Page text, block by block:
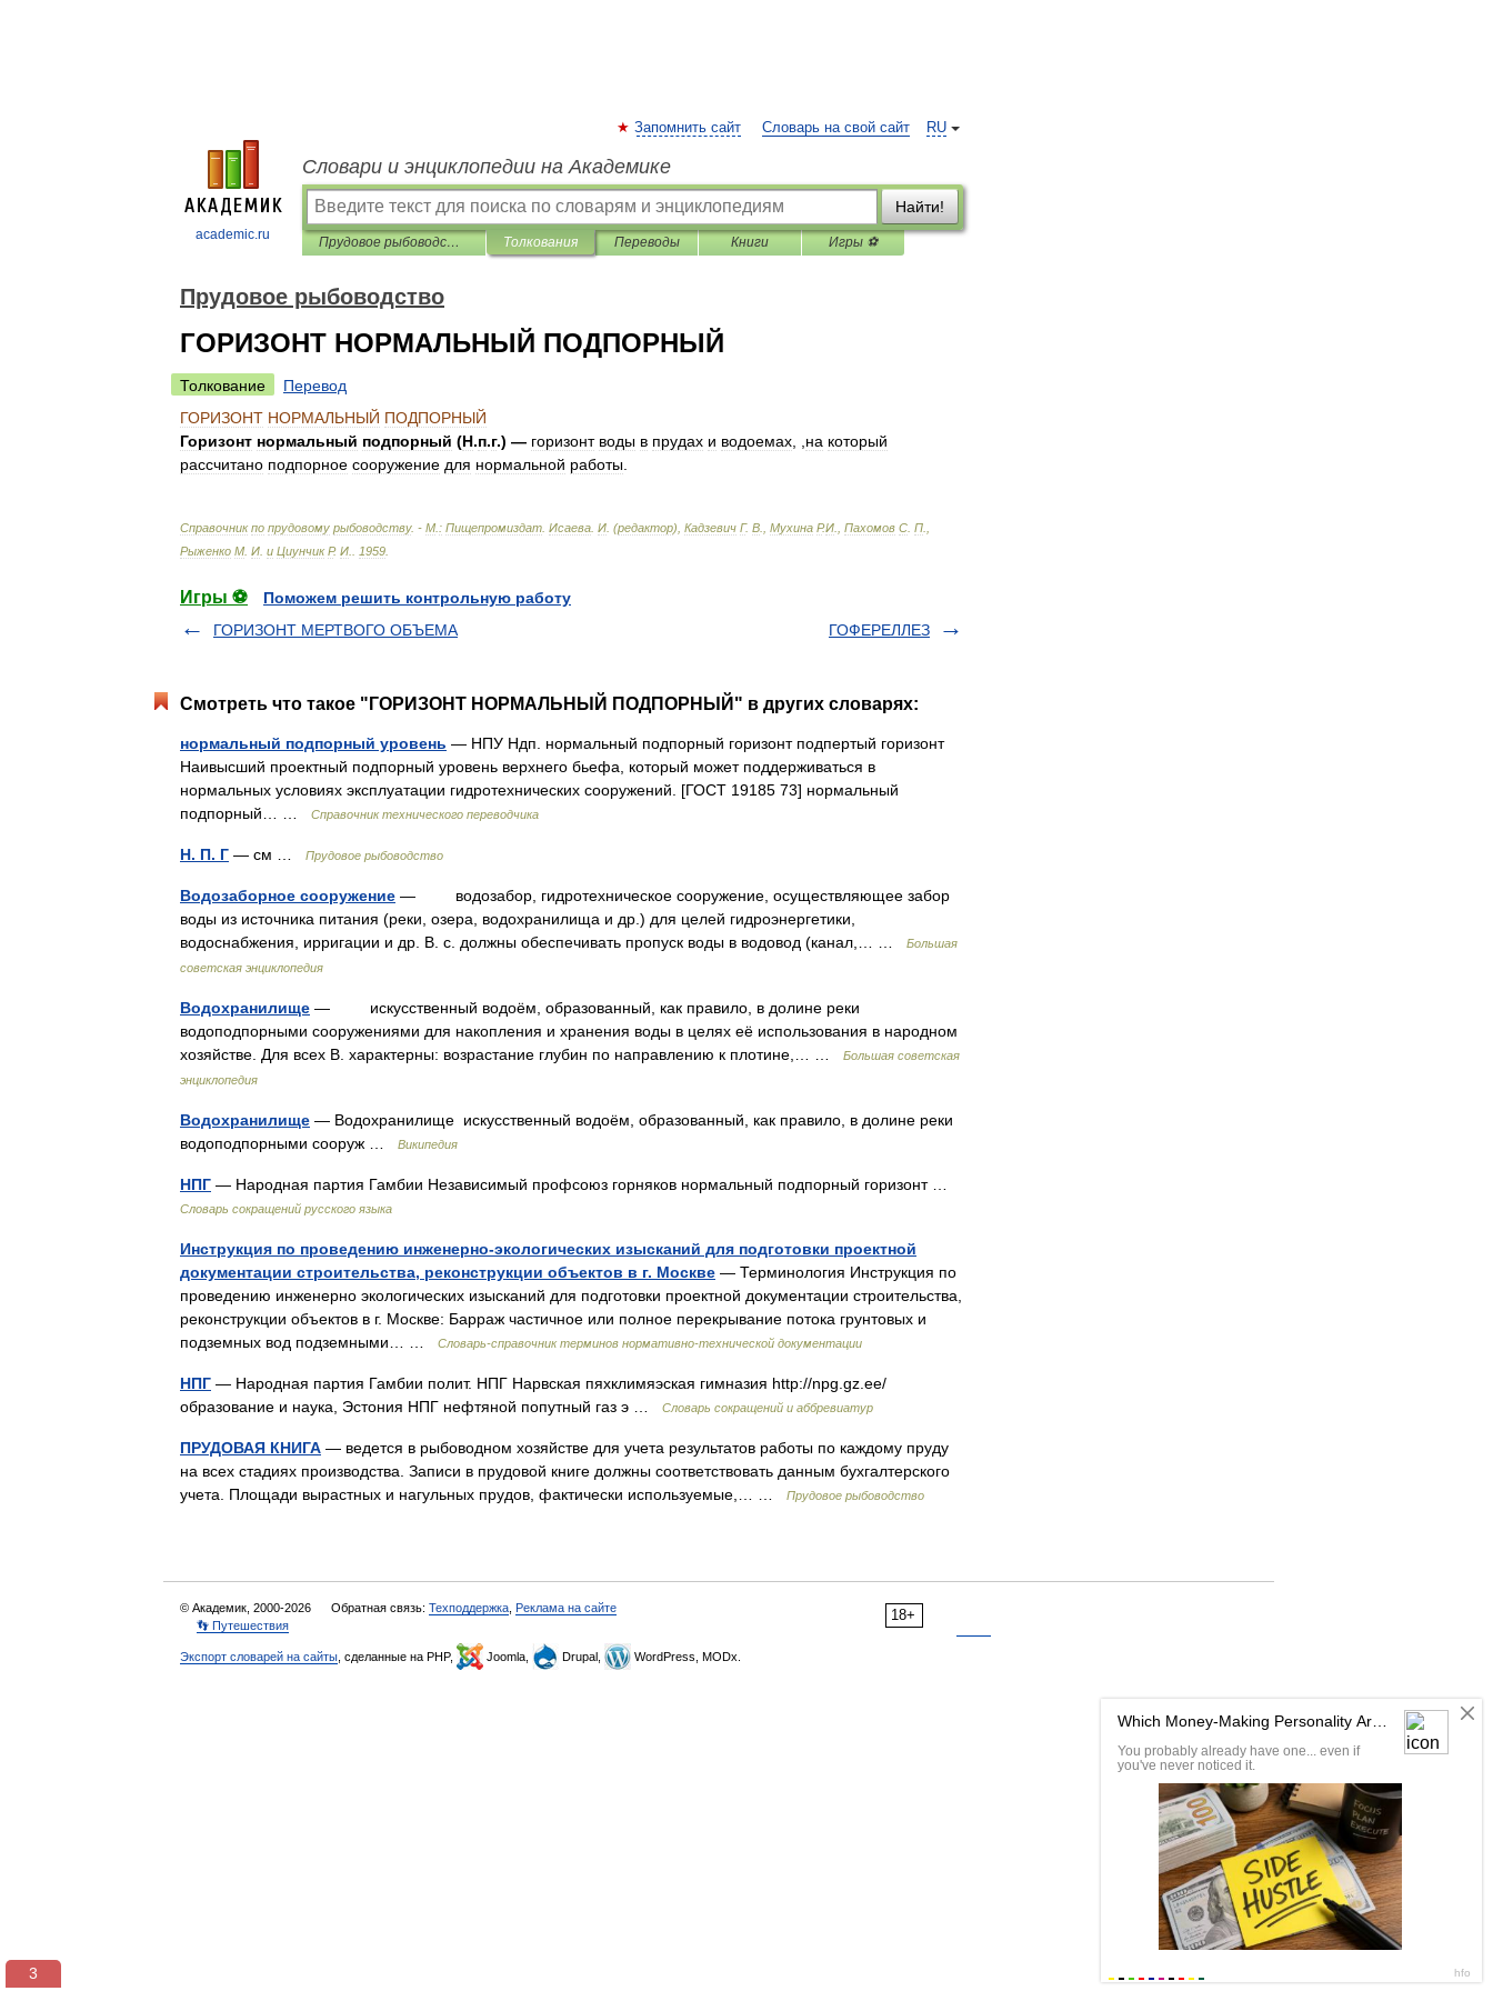
academic.ru
RU
Запомнить сайт Словарь на свой сайт
Словари и энциклопедии на Академике
Найти!
Прудовое рыбоводство Толкования Переводы Книги Игры ⚽
Прудовое рыбоводство
ГОРИЗОНТ НОРМАЛЬНЫЙ ПОДПОРНЫЙ
Толкование
Перевод
ГОРИЗОНТ НОРМАЛЬНЫЙ ПОДПОРНЫЙ
Горизонт нормальный подпорный (Н.п.г.) — горизонт воды в прудах и водоемах на который
рассчитано подпорное сооружение для нормальной работы
Справочник по прудовому рыбоводству. - М : Пищепромиздат Исаева И . (редактор), Кадзевич Г. В Мухина Р.И Пахомов С П
Рыженко М И и Циунчик Р. И 1959
Игры ⚽
Поможем решить контрольную работу
ГОРИЗОНТ МЕРТВОГО ОБЪЕМА
ГОФЕРЕЛЛЕЗ
Смотреть что такое "ГОРИЗОНТ НОРМАЛЬНЫЙ ПОДПОРНЫЙ" в других словарях:
нормальный подпорный уровень — НПУ Ндп. нормальный подпорный горизонт подпертый горизонт
Наивысший проектный подпорный уровень верхнего бьефа, который может поддерживаться в
нормальных условиях эксплуатации гидротехнических сооружений. [ГОСТ 19185 73] нормальный
подпорный… …
Справочник технического переводчика
Н. П. Г — см … Прудовое рыбоводство
Водозаборное сооружение — водозабор, гидротехническое сооружение, осуществляющее забор
воды из источника питания (реки, озера, водохранилища и др.) для целей гидроэнергетики,
водоснабжения, ирригации и др. В. с. должны обеспечивать пропуск воды в водовод (канал,… …
Большая
советская энциклопедия
Водохранилище — искусственный водоём, образованный, как правило, в долине реки
водоподпорными сооружениями для накопления и хранения воды в целях её использования в народном
хозяйстве. Для всех В. характерны: возрастание глубин по направлению к плотине,… …
Большая советская
энциклопедия
Водохранилище — Водохранилище искусственный водоём, образованный, как правило, в долине реки
водоподпорными сооруж …
Википедия
НПГ — Народная партия Гамбии Независимый профсоюз горняков нормальный подпорный горизонт …
Словарь сокращений русского языка
Инструкция по проведению инженерно-экологических изысканий для подготовки проектной
документации строительства, реконструкции объектов в г. Москве — Терминология Инструкция по
проведению инженерно экологических изысканий для подготовки проектной документации строительства,
реконструкции объектов в г. Москве: Барраж частичное или полное перекрывание потока грунтовых и
подземных вод подземными… …
Словарь-справочник терминов нормативно-технической документации
НПГ — Народная партия Гамбии полит. НПГ Нарвская пяхклимяэская гимназия http://npg.gz.ee/​
образование и наука, Эстония НПГ нефтяной попутный газ э …
Словарь сокращений и аббревиатур
ПРУДОВАЯ КНИГА — ведется в рыбоводном хозяйстве для учета результатов работы по каждому пруду
на всех стадиях производства. Записи в прудовой книге должны соответствовать данным бухгалтерского
учета. Площади вырастных и нагульных прудов, фактически используемые,… …
Прудовое рыбоводство
18+
© Академик, 2000-2026 Обратная связь: Техподдержка Реклама на сайте
👣 Путешествия
Экспорт словарей на сайты , сделанные на PHP, Joomla, Drupal, WordPress, MODx.
3